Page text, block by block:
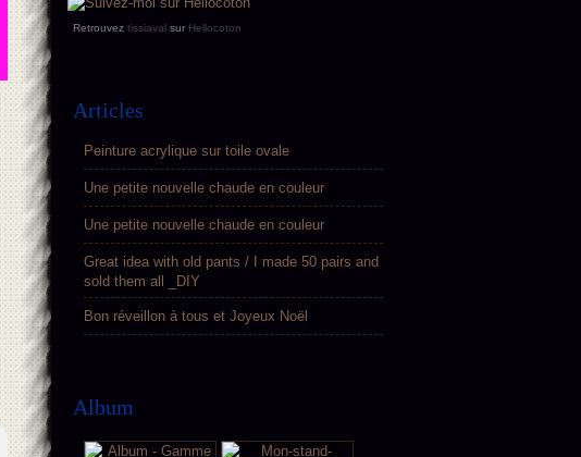
Retrouvez tissiaval sur Hellocoton
Articles
Peinture acrylique sur toile ovale
Une petite nouvelle chaude en couleur
Une petite nouvelle chaude en couleur
Great idea with old pants / I made 50 pairs and
sold them all _DIY
Bon réveillon à tous et Joyeux Noël
Album